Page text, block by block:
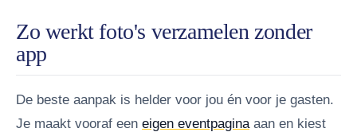
Zo werkt foto's verzamelen zonder
app
De beste aanpak is helder voor jou én voor je gasten.
Je maakt vooraf een eigen eventpaginaaan en kiest